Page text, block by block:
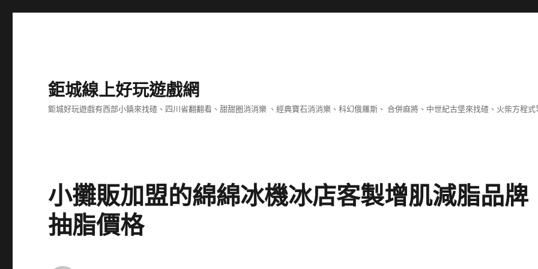
鉅城線上好玩遊戲網
鉅城好玩遊戲有西部小鎮來找碴、四川省翻翻看、甜甜圈消消樂 、經典寶石消消樂、科幻俄羅斯、 合併麻將、中世紀古堡來找碴、火柴方程式
小攤販加盟的綿綿冰機冰店客製增肌減脂品牌
抽脂價格